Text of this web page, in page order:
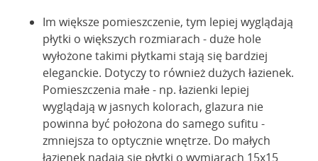
Im większe pomieszczenie, tym lepiej wyglądają
płytki o większych rozmiarach - duże hole
wyłożone takimi płytkami stają się bardziej
eleganckie. Dotyczy to również dużych łazienek.
Pomieszczenia małe - np. łazienki lepiej
wyglądają w jasnych kolorach, glazura nie
powinna być położona do samego sufitu -
zmniejsza to optycznie wnętrze. Do małych
łazienek nadają się płytki o wymiarach 15x15